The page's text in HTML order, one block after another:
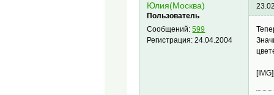
Юлия(Москва)
Пользователь
Сообщений:599
Регистрация:24.04.2004
[IMG]